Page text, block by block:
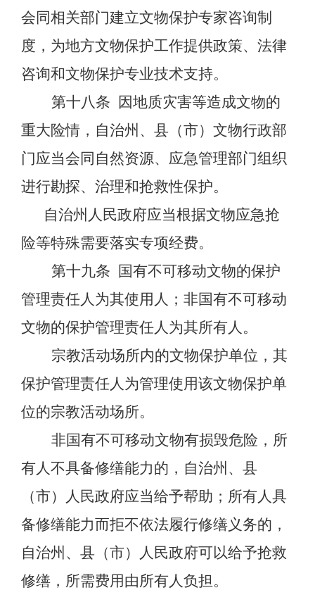
会同相关部门建立文物保护专家咨询制
度，为地方文物保护工作提供政策、法律
咨询和文物保护专业技术支持。
第十八条
因地质灾害等造成文物的
重大险情，自治州、县（市）文物行政部
门应当会同自然资源、应急管理部门组织
进行勘探、治理和抢救性保护。
自治州人民政府应当根据文物应急抢
险等特殊需要落实专项经费。
第十九条
国有不可移动文物的保护
管理责任人为其使用人；非国有不可移动
文物的保护管理责任人为其所有人。
宗教活动场所内的文物保护单位，其
保护管理责任人为管理使用该文物保护单
位的宗教活动场所。
非国有不可移动文物有损毁危险，所
有人不具备修缮能力的，自治州、县
（市）人民政府应当给予帮助；所有人具
备修缮能力而拒不依法履行修缮义务的，
自治州、县（市）人民政府可以给予抢救
修缮，所需费用由所有人负担。